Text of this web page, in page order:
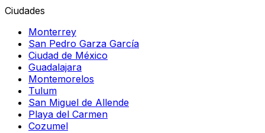
Ciudades
Monterrey
San Pedro Garza García
Ciudad de México
Guadalajara
Montemorelos
Tulum
San Miguel de Allende
Playa del Carmen
Cozumel